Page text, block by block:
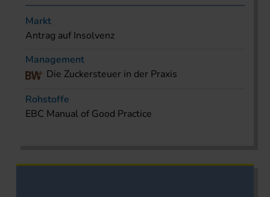
Markt
Antrag auf Insolvenz
Management
Die Zuckersteuer in der Praxis
Rohstoffe
EBC Manual of Good Practice